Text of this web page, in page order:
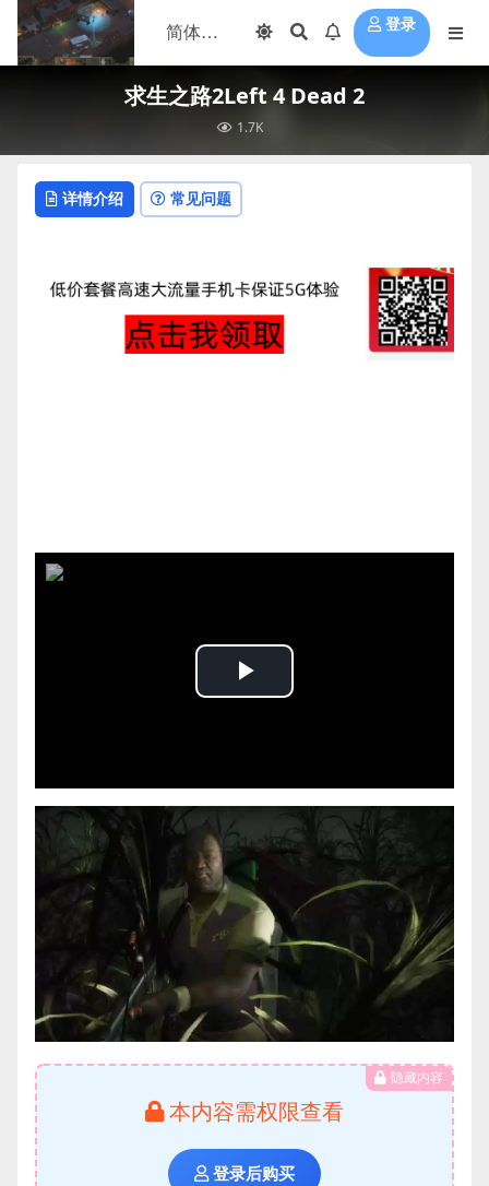
登录
求生之路2Left 4 Dead 2
1.7K
详情介绍 常见问题
Play
隐藏内容
本内容需权限查看
登录后购买